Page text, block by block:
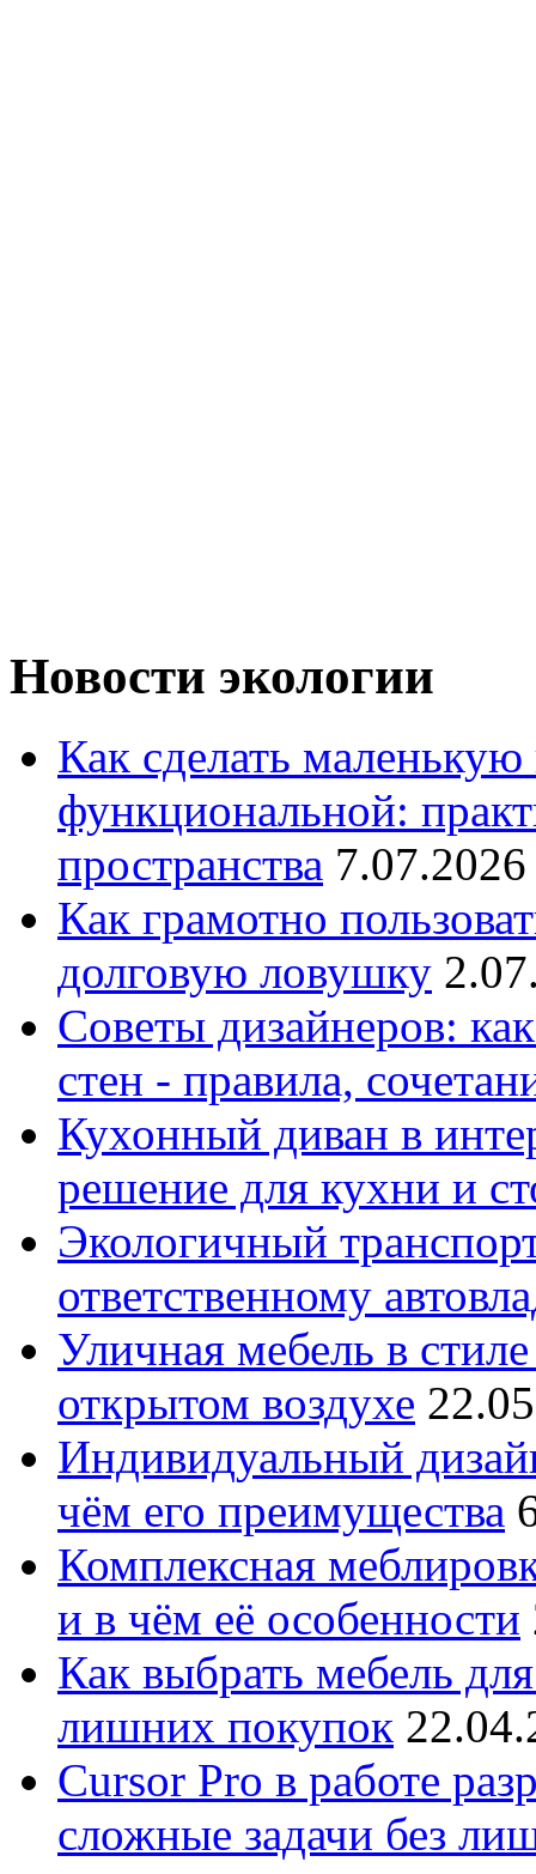
Новости экологии
Как сделать
функциональной:
пространства
Как грамотно
долговую ловушку
Советы дизайнеров:
стен - правила,
Кухонный диван в
решение для кухни и
Экологичный
ответственному
Уличная мебель в
открытом воздухе
Индивидуальный
чём его преимущества
Комплексная
и в чём её особенности
Как выбрать мебель
лишних покупок
Cursor Pro в работе
сложные задачи без